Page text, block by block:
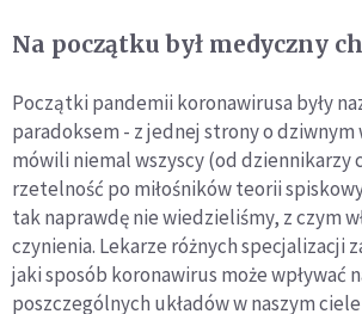
Na początku był medyczny
Początki pandemii koronawirusa były
paradoksem - z jednej strony o dziwnym
mówili niemal wszyscy (od dziennikarzy
rzetelność po miłośników teorii
tak naprawdę nie wiedzieliśmy, z czym
czynienia. Lekarze różnych specjalizacji
jaki sposób koronawirus może wpływać
poszczególnych układów w naszym